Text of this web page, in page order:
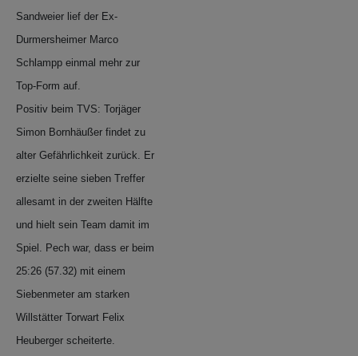
Sandweier lief der Ex-
Durmersheimer Marco
Schlampp einmal mehr zur
Top-Form auf.
Positiv beim TVS: Torjäger
Simon Bornhäußer findet zu
alter Gefährlichkeit zurück. Er
erzielte seine sieben Treffer
allesamt in der zweiten Hälfte
und hielt sein Team damit im
Spiel. Pech war, dass er beim
25:26 (57.32) mit einem
Siebenmeter am starken
Willstätter Torwart Felix
Heuberger scheiterte.